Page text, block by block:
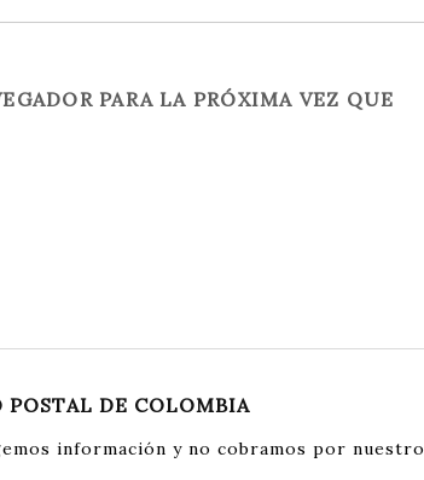
PARA LA PRÓXIMA VEZ QUE
POSTAL DE COLOMBIA
información y no cobramos por nuestro